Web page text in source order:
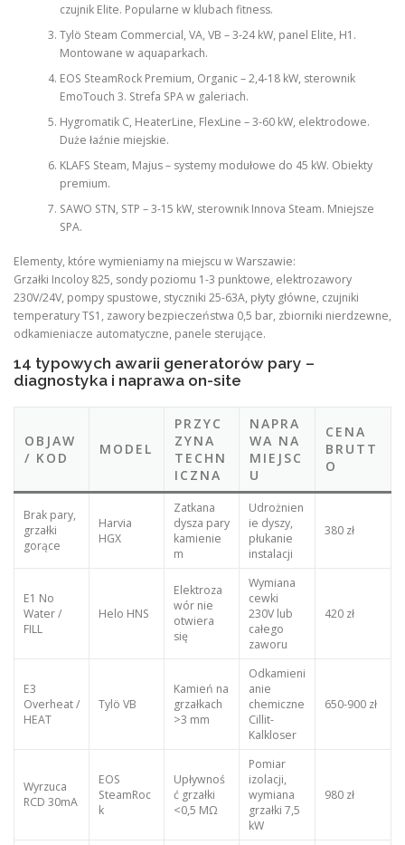
czujnik Elite. Popularne w klubach fitness.
Tylö Steam Commercial, VA, VB – 3-24 kW, panel Elite, H1.
Montowane w aquaparkach.
EOS SteamRock Premium, Organic – 2,4-18 kW, sterownik
EmoTouch 3. Strefa SPA w galeriach.
Hygromatik C, HeaterLine, FlexLine – 3-60 kW, elektrodowe.
Duże łaźnie miejskie.
KLAFS Steam, Majus – systemy modułowe do 45 kW. Obiekty
premium.
SAWO STN, STP – 3-15 kW, sterownik Innova Steam. Mniejsze
SPA.
Elementy, które wymieniamy na miejscu w Warszawie:
Grzałki Incoloy 825, sondy poziomu 1-3 punktowe, elektrozawory
230V/24V, pompy spustowe, styczniki 25-63A, płyty główne, czujniki
temperatury TS1, zawory bezpieczeństwa 0,5 bar, zbiorniki nierdzewne,
odkamieniacze automatyczne, panele sterujące.
14 typowych awarii generatorów pary –
diagnostyka i naprawa on-site
OBJAW
/ KOD
MODEL
PRZYC
ZYNA
TECHN
ICZNA
NAPRA
WA NA
MIEJSC
U
CENA
BRUTT
O
Brak pary,
grzałki
gorące
Harvia
HGX
Zatkana
dysza pary
kamienie
m
Udrożnien
ie dyszy,
płukanie
instalacji
380 zł
E1 No
Water /
FILL
Helo HNS
Elektroza
wór nie
otwiera
się
Wymiana
cewki
230V lub
całego
zaworu
420 zł
E3
Overheat /
HEAT
Tylö VB
Kamień na
grzałkach
>3 mm
Odkamieni
anie
chemiczne
Cillit-
Kalkloser
650-900 zł
Wyrzuca
RCD 30mA
EOS
SteamRoc
k
Upływnoś
ć grzałki
<0,5 MΩ
Pomiar
izolacji,
wymiana
grzałki 7,5
kW
980 zł